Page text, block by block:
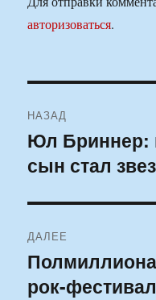
авторизоваться.
по
записям
НАЗАД
Предыдущая
запись:
Юл Бриннер:
сын стал
ДАЛЕЕ
Следующая
запись:
рок-